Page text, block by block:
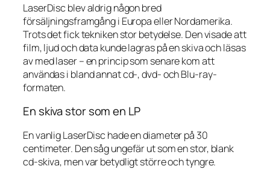
LaserDisc blev aldrig någon bred
försäljningsframgång i Europa eller Nordamerika.
Trots det fick tekniken stor betydelse. Den visade att
film, ljud och data kunde lagras på en skiva och läsas
av med laser – en princip som senare kom att
användas i bland annat cd-, dvd- och Blu-ray-
formaten.
En skiva stor som en LP
En vanlig LaserDisc hade en diameter på 30
centimeter. Den såg ungefär ut som en stor, blank
cd-skiva, men var betydligt större och tyngre.